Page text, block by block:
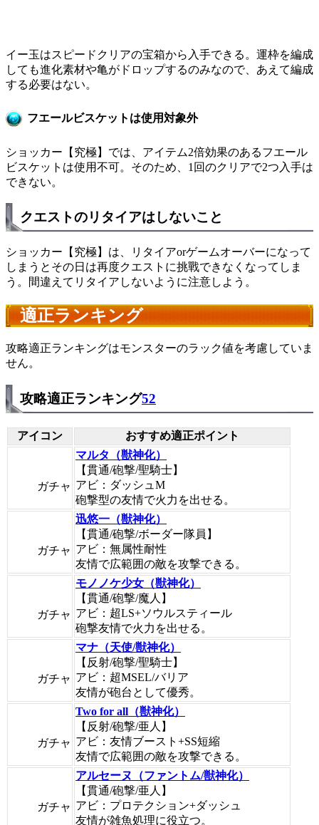
イー玉はスピードクリアの宝箱から入手できる。運枠を編成
しても進化素材や亀がドロップするのみなので、あえて編成
する必要はない。
フエールビスケットは使用対象外
ショッカー【究極】では、アイテム2倍効果のあるフエール
ビスケットは使用不可。そのため、1回のクリアで2つ入手は
できない。
クエストのリタイアはしないこと
ショッカー【究極】は、リタイアorゲームオーバーになって
しまうとその日は再度クエストに挑戰できなくなってしま
う。間違えてリタイアしないように注意しよう。
適正ランキング
攻略適正ランキングはモンスターのラック値を考慮していま
せん。
攻略適正ランキング52
アイコン おすすめ適正ポイント
ガチャ
マルタ（獣神化）
【貫通/砲撃/聖騎士】
アビ：ダッシュM
砲撃型の友情で火力を出せる。
ガチャ
迅悠一（獣神化）
【貫通/砲撃/ボーダー隊員】
アビ：無属性耐性
友情で広範囲の敵を攻撃できる。
ガチャ
モノノケ少女（獣神化）
【貫通/砲撃/魔人】
アビ：超LS+ソウルスティール
砲撃友情で火力を出せる。
ガチャ
マナ（天使/獣神化）
【反射/砲撃/聖騎士】
アビ：超MSEL/バリア
友情が砲台として優秀。
ガチャ
Two for all（獣神化）
【反射/砲撃/亜人】
アビ：友情ブースト+SS短縮
友情で広範囲の敵を攻撃できる。
ガチャ
アルセーヌ（ファントム/獣神化）
【貫通/砲撃/亜人】
アビ：プロテクション+ダッシュ
友情が雑魚処理に役立つ。